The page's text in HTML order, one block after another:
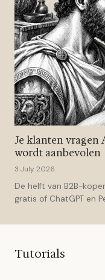
Je klanten vragen
wordt aanbevolen
3 July 2026
De helft van B2B-
gratis of ChatGPT en
Tutorials